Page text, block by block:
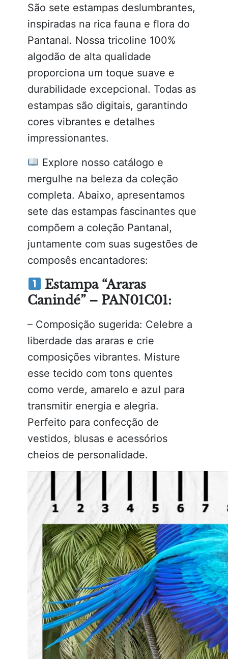
São sete estampas deslumbrantes,
inspiradas na rica fauna e flora do
Pantanal. Nossa tricoline 100%
algodão de alta qualidade
proporciona um toque suave e
durabilidade excepcional. Todas as
estampas são digitais, garantindo
cores vibrantes e detalhes
impressionantes.
Explore nosso catálogo e
mergulhe na beleza da coleção
completa. Abaixo, apresentamos
sete das estampas fascinantes que
compõem a coleção Pantanal,
juntamente com suas sugestões de
composês encantadores:
Estampa “Araras
Canindé” – PAN01C01:
– Composição sugerida: Celebre a
liberdade das araras e crie
composições vibrantes. Misture
esse tecido com tons quentes
como verde, amarelo e azul para
transmitir energia e alegria.
Perfeito para confecção de
vestidos, blusas e acessórios
cheios de personalidade.